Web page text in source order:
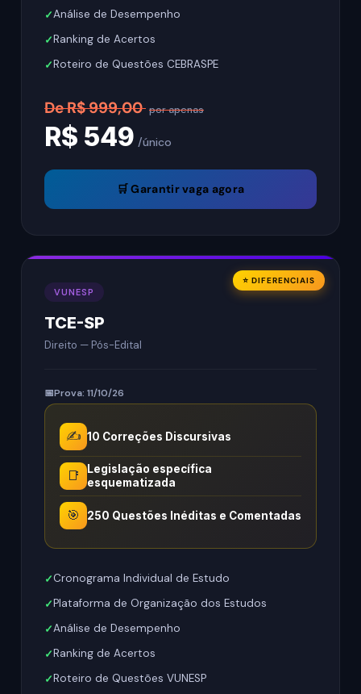
Análise de Desempenho
Ranking de Acertos
Roteiro de Questões CEBRASPE
De R$ 999,00 por apenas
R$ 549 /único
🛒 Garantir vaga agora
⭐ DIFERENCIAIS
VUNESP
TCE-SP
Direito — Pós-Edital
Prova: 11/10/26
✍️ 10 Correções Discursivas
📑
Legislação específica
esquematizada
🎯 250 Questões Inéditas e Comentadas
Cronograma Individual de Estudo
Plataforma de Organização dos Estudos
Análise de Desempenho
Ranking de Acertos
Roteiro de Questões VUNESP